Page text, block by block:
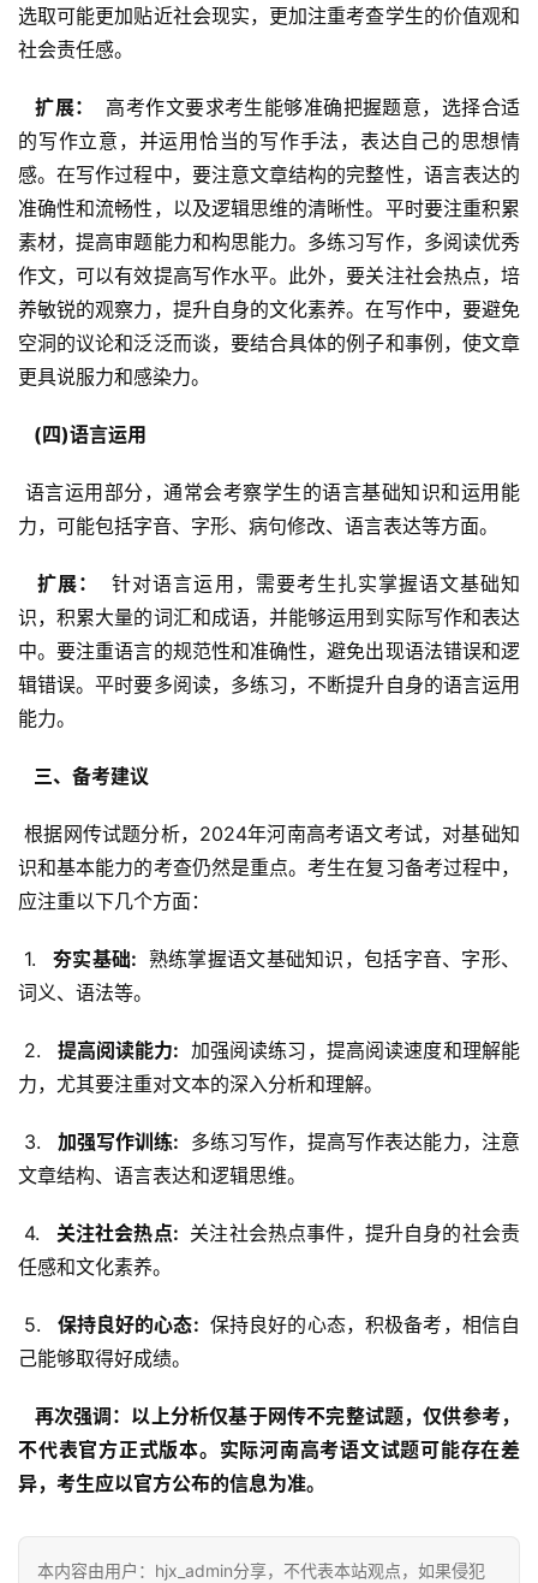
选取可能更加贴近社会现实，更加注重考查学生的价值观和
社会责任感。
  扩展：
高考作文要求考生能够准确把握题意，选择合适
的写作立意，并运用恰当的写作手法，表达自己的思想情
感。在写作过程中，要注意文章结构的完整性，语言表达的
准确性和流畅性，以及逻辑思维的清晰性。平时要注重积累
素材，提高审题能力和构思能力。多练习写作，多阅读优秀
作文，可以有效提高写作水平。此外，要关注社会热点，培
养敏锐的观察力，提升自身的文化素养。在写作中，要避免
空洞的议论和泛泛而谈，要结合具体的例子和事例，使文章
更具说服力和感染力。
  (四)语言运用
力，可能包括字音、字形、病句修改、语言表达等方面。
  扩展：
针对语言运用，需要考生扎实掌握语文基础知
识，积累大量的词汇和成语，并能够运用到实际写作和表达
中。要注重语言的规范性和准确性，避免出现语法错误和逻
辑错误。平时要多阅读，多练习，不断提升自身的语言运用
能力。
  三、备考建议
根据网传试题分析，2024年河南高考语文考试，对基础知
识和基本能力的考查仍然是重点。考生在复习备考过程中，
应注重以下几个方面：
1.
  夯实基础:
熟练掌握语文基础知识，包括字音、字形、
词义、语法等。
2.
  提高阅读能力:
加强阅读练习，提高阅读速度和理解能
力，尤其要注重对文本的深入分析和理解。
3.
  加强写作训练:
多练习写作，提高写作表达能力，注意
文章结构、语言表达和逻辑思维。
4.
  关注社会热点:
关注社会热点事件，提升自身的社会责
任感和文化素养。
5.
  保持良好的心态:
保持良好的心态，积极备考，相信自
己能够取得好成绩。
  再次强调：以上分析仅基于网传不完整试题，仅供参考，
不代表官方正式版本。实际河南高考语文试题可能存在差
异，考生应以官方公布的信息为准。
本内容由用户：hjx_admin分享，不代表本站观点，如果侵犯